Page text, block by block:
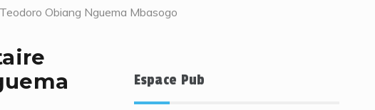
Obiang Nguema Mbasogo
Espace Pub